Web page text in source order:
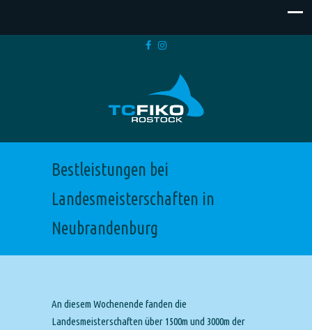
Bestleistungen bei
Landesmeisterschaften in
Neubrandenburg
An diesem Wochenende fanden die
Landesmeisterschaften über 1500m und 3000m der